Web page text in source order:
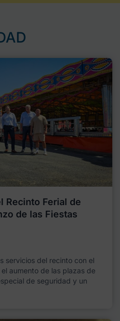
Recinto Ferial de
de las Fiestas
servicios del recinto con el
aumento de las plazas de
de seguridad y un